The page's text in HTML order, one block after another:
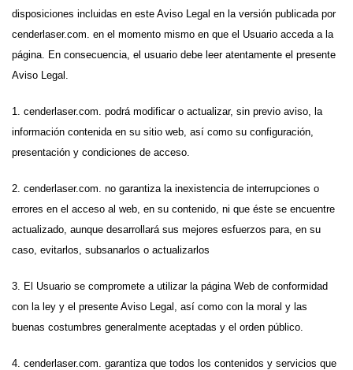
disposiciones incluidas en este Aviso Legal en la versión publicada por
cenderlaser.com. en el momento mismo en que el Usuario acceda a la
página. En consecuencia, el usuario debe leer atentamente el presente
Aviso Legal.
1. cenderlaser.com. podrá modificar o actualizar, sin previo aviso, la
información contenida en su sitio web, así como su configuración,
presentación y condiciones de acceso.
2. cenderlaser.com. no garantiza la inexistencia de interrupciones o
errores en el acceso al web, en su contenido, ni que éste se encuentre
actualizado, aunque desarrollará sus mejores esfuerzos para, en su
caso, evitarlos, subsanarlos o actualizarlos
3. El Usuario se compromete a utilizar la página Web de conformidad
con la ley y el presente Aviso Legal, así como con la moral y las
buenas costumbres generalmente aceptadas y el orden público.
4. cenderlaser.com. garantiza que todos los contenidos y servicios que